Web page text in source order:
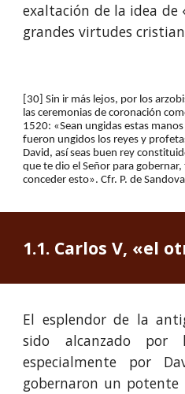
exaltación de la idea de
grandes virtudes
[30] Sin ir más lejos, por los
las ceremonias de coronación
1520: «Sean ungidas estas
fueron ungidos los reyes y
David, así seas buen rey
que te dio el Señor para
conceder esto». Cfr. P. de
1.1. Carlos V, «el
El esplendor de la
sido alcanzado por
especialmente por
gobernaron un